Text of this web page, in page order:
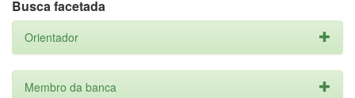
Busca facetada
Orientador
Membro da banca